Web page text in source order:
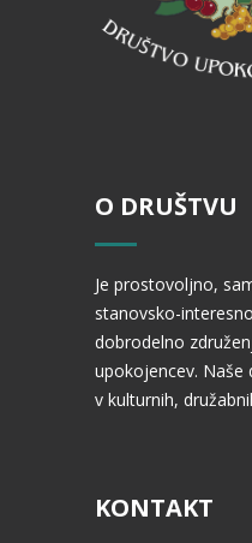
O DRUŠTVU
Je prostovoljno,
stanovsko-
dobrodelno
upokojencev. Naše
v kulturnih,
KONTAKT